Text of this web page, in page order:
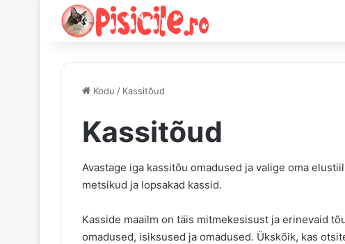
Kodu / Kassitõud
Kassitõud
Avastage iga kassitõu omadused ja valige oma
metsikud ja lopsakad kassid.
Kasside maailm on täis mitmekesisust ja erinevaid
omadused, isiksused ja omadused. Ükskõik, kas